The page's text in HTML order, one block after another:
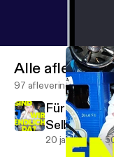
Alle
97 afleveringen
Für alle, die
20 jan 2026